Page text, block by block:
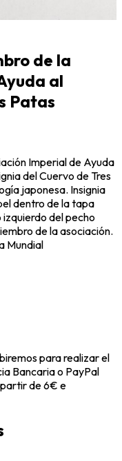
de la
al
Patas
Imperial de Ayuda
del Cuervo de Tres
japonesa. Insignia
dentro de la tapa
izquierdo del pecho
de la asociación.
Mundial
para realizar el
Bancaria o PayPal
partir de 6€ e